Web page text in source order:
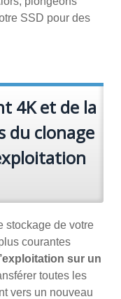
SSD pour des
4K et de la
du clonage
stockage de votre
courantes
sur un
toutes les
vers un nouveau